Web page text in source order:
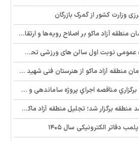
وزارت کشور از گمرک بازرگان
آزاد ماکو بر اصلاح رویه‌ها و ارتقای جایگاه مرز بازرگان
های ورزشی تحت اختیار منطقه آزاد ماکو در شهرهای بازرگان – شوط و پلدشت
از هنرستان فنی شهید پیر احمدی؛ بررسی میدانی مشکلات و موانع آموزشی
اجراي پروژه ساماندهي و زيباسازي بلوار پليس راه ماكو
تجلیل منطقه آزاد ماکو از معلمان نمونه و تأکید بر هوشمندسازی مدارس
دفاتر الکترونیکی سال ۱۴۰۵